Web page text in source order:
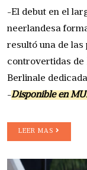
-El debut en el
neerlandesa
resultó una de
controvertidas de
Berlinale
-Disponible en
LEER MAS